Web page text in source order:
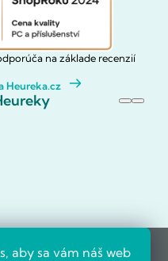
aby sa vám náš web
na základe recenzií
Heureka.cz